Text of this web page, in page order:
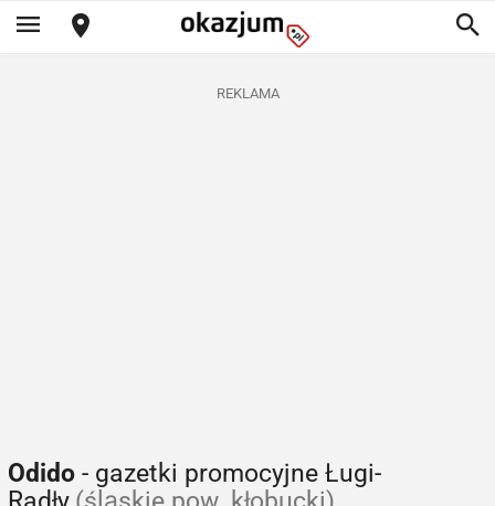
REKLAMA
Odido - gazetki promocyjne Ługi-